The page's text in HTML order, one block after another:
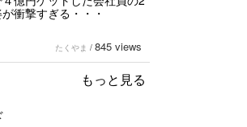
衝撃すぎる・・・
たくやま / 845 views
もっと見る